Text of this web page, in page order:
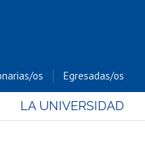
os Egresadas/os
LA UNIVERSIDAD